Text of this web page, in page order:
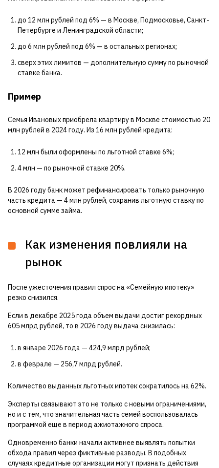
до 12 млн рублей под 6% — в Москве, Подмосковье, Санкт-
Петербурге и Ленинградской области;
до 6 млн рублей под 6% — в остальных регионах;
сверх этих лимитов — дополнительную сумму по рыночной
ставке банка.
Пример
Семья Ивановых приобрела квартиру в Москве стоимостью 20
млн рублей в 2024 году. Из 16 млн рублей кредита:
12 млн были оформлены по льготной ставке 6%;
4 млн — по рыночной ставке 20%.
В 2026 году банк может рефинансировать только рыночную
часть кредита — 4 млн рублей, сохранив льготную ставку по
основной сумме займа.
Как изменения повлияли на
рынок
После ужесточения правил спрос на «Семейную ипотеку»
резко снизился.
Если в декабре 2025 года объем выдачи достиг рекордных
605 млрд рублей, то в 2026 году выдача снизилась:
в январе 2026 года — 424,9 млрд рублей;
в феврале — 256,7 млрд рублей.
Количество выданных льготных ипотек сократилось на 62%.
Эксперты связывают это не только с новыми ограничениями,
но и с тем, что значительная часть семей воспользовалась
программой еще в период ажиотажного спроса.
Одновременно банки начали активнее выявлять попытки
обхода правил через фиктивные разводы. В подобных
случаях кредитные организации могут признать действия